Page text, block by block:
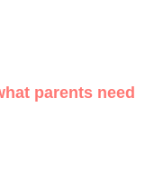
parents need